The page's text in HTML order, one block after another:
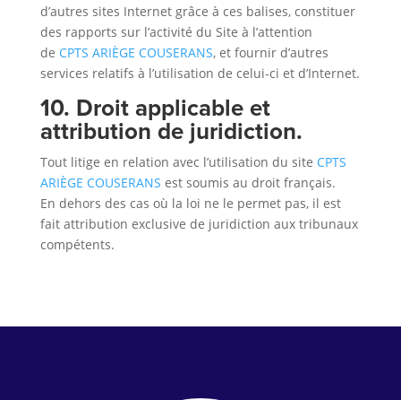
d’autres sites Internet grâce à ces balises, constituer
des rapports sur l’activité du Site à l’attention
de CPTS ARIÈGE COUSERANS, et fournir d’autres
services relatifs à l’utilisation de celui-ci et d’Internet.
10. Droit applicable et
attribution de juridiction.
Tout litige en relation avec l’utilisation du site CPTS
ARIÈGE COUSERANS est soumis au droit français.
En dehors des cas où la loi ne le permet pas, il est
fait attribution exclusive de juridiction aux tribunaux
compétents.